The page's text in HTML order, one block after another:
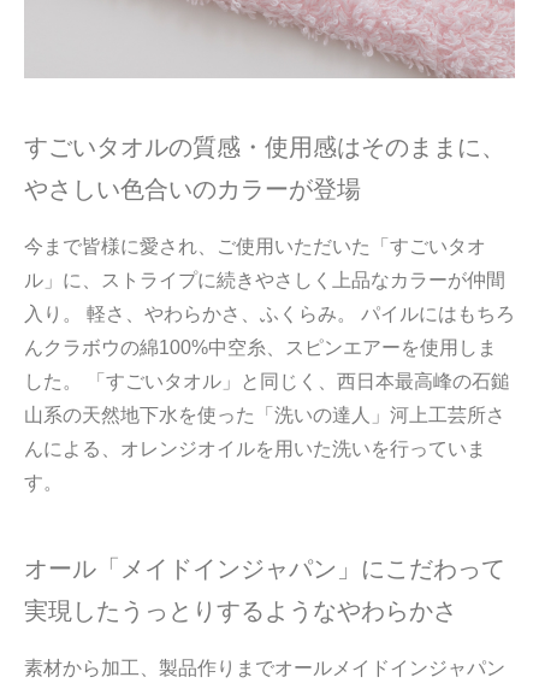
すごいタオルの質感・使用感はそのままに、
やさしい色合いのカラーが登場
今まで皆様に愛され、ご使用いただいた「すごいタオ
ル」に、ストライプに続きやさしく上品なカラーが仲間
入り。 軽さ、やわらかさ、ふくらみ。 パイルにはもちろ
んクラボウの綿100%中空糸、スピンエアーを使用しま
した。 「すごいタオル」と同じく、西日本最高峰の石鎚
山系の天然地下水を使った「洗いの達人」河上工芸所さ
んによる、オレンジオイルを用いた洗いを行っていま
す。
オール「メイドインジャパン」にこだわって
実現したうっとりするようなやわらかさ
素材から加工、製品作りまでオールメイドインジャパン